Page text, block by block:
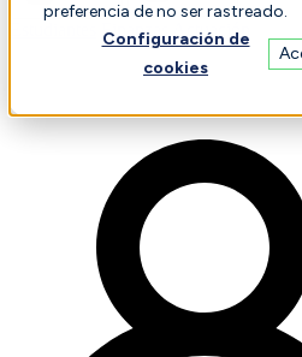
preferencia de no ser rastreado.
Configuración de
cookies
Finanzas Actuación